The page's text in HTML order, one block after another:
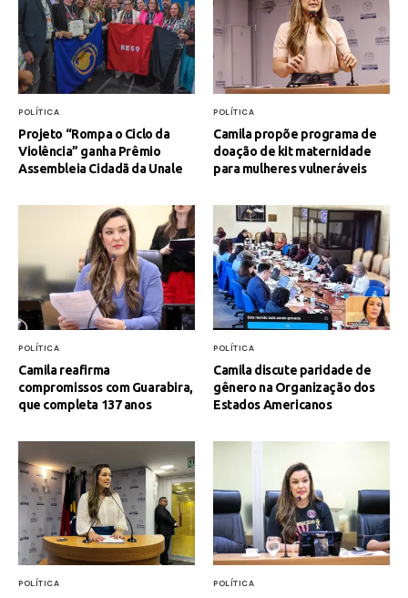
POLÍTICA
Projeto “Rompa o Ciclo da
Violência” ganha Prêmio
Assembleia Cidadã da Unale
POLÍTICA
Camila propõe programa de
doação de kit maternidade
para mulheres vulneráveis
POLÍTICA
Camila reafirma
compromissos com Guarabira,
que completa 137 anos
POLÍTICA
Camila discute paridade de
gênero na Organização dos
Estados Americanos
POLÍTICA POLÍTICA